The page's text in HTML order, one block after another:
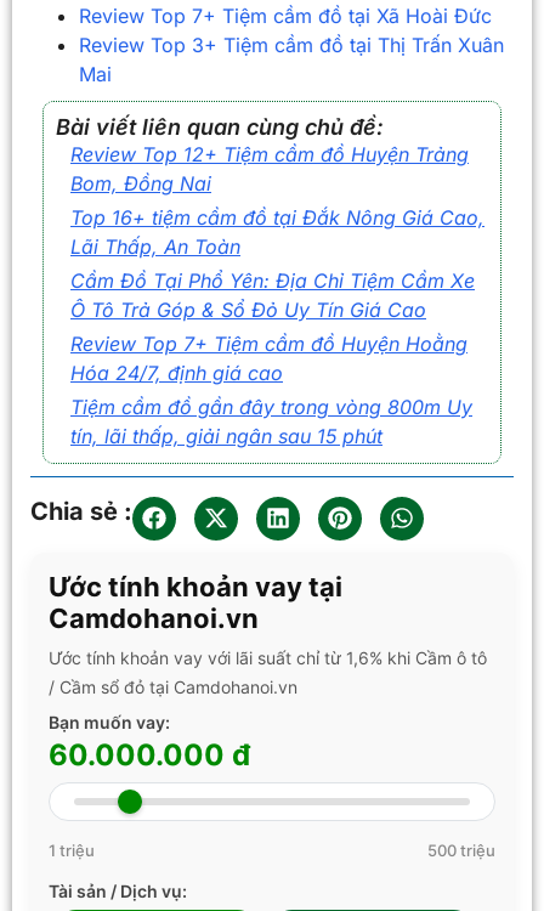
Review Top 7+ Tiệm cầm đồ tại Xã Hoài Đức
Review Top 3+ Tiệm cầm đồ tại Thị Trấn Xuân
Mai
Bài viết liên quan cùng chủ đề:
Review Top 12+ Tiệm cầm đồ Huyện Trảng
Bom, Đồng Nai
Top 16+ tiệm cầm đồ tại Đắk Nông Giá Cao,
Lãi Thấp, An Toàn
Cầm Đồ Tại Phổ Yên: Địa Chỉ Tiệm Cầm Xe
Ô Tô Trả Góp & Sổ Đỏ Uy Tín Giá Cao
Review Top 7+ Tiệm cầm đồ Huyện Hoằng
Hóa 24/7, định giá cao
Tiệm cầm đồ gần đây trong vòng 800m Uy
tín, lãi thấp, giải ngân sau 15 phút
Chia sẻ :
Ước tính khoản vay tại
Camdohanoi.vn
Ước tính khoản vay với lãi suất chỉ từ 1,6% khi Cầm ô tô
/ Cầm sổ đỏ tại Camdohanoi.vn
Bạn muốn vay:
60.000.000 đ
1 triệu 500 triệu
Tài sản / Dịch vụ: